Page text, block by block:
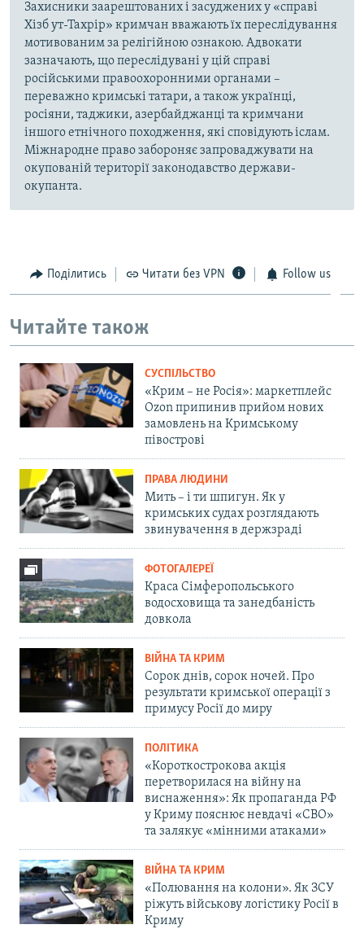
Захисники заарештованих і засуджених у «справі
Хізб ут-Тахрір» кримчан вважають їх переслідування
мотивованим за релігійною ознакою. Адвокати
зазначають, що переслідувані у цій справі
російськими правоохоронними органами –
переважно кримські татари, а також українці,
росіяни, таджики, азербайджанці та кримчани
іншого етнічного походження, які сповідують іслам.
Міжнародне право забороняє запроваджувати на
окупованій території законодавство держави-
окупанта.
Поділитись Читати без VPN Follow us
Читайте також
СУСПІЛЬСТВО
«Крим – не Росія»: маркетплейс
Ozon припинив прийом нових
замовлень на Кримському
півострові
ПРАВА ЛЮДИНИ
Мить – і ти шпигун. Як у
кримських судах розглядають
звинувачення в держзраді
ФОТОГАЛЕРЕЇ
Краса Сімферопольського
водосховища та занедбаність
довкола
ВІЙНА ТА КРИМ
Сорок днів, сорок ночей. Про
результати кримської операції з
примусу Росії до миру
ПОЛІТИКА
«Короткострокова акція
перетворилася на війну на
виснаження»: Як пропаганда РФ
у Криму пояснює невдачі «СВО»
та залякує «мінними атаками»
ВІЙНА ТА КРИМ
«Полювання на колони». Як ЗСУ
ріжуть військову логістику Росії в
Криму